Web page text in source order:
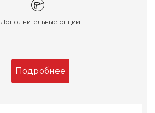
Дополнительные опции
Подробнее